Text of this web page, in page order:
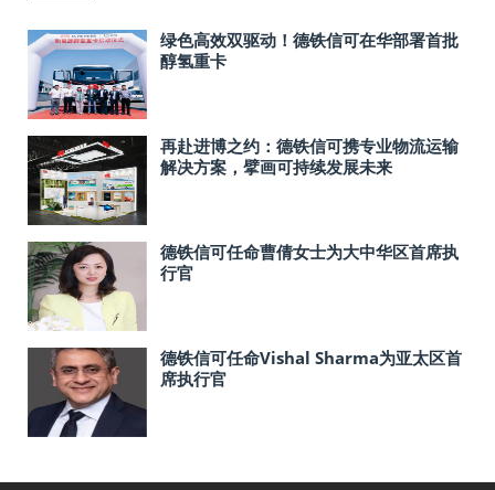
绿色高效双驱动！德铁信可在华部署首批
醇氢重卡
再赴进博之约：德铁信可携专业物流运输
解决方案，擘画可持续发展未来
德铁信可任命曹倩女士为大中华区首席执
行官
德铁信可任命Vishal Sharma为亚太区首
席执行官